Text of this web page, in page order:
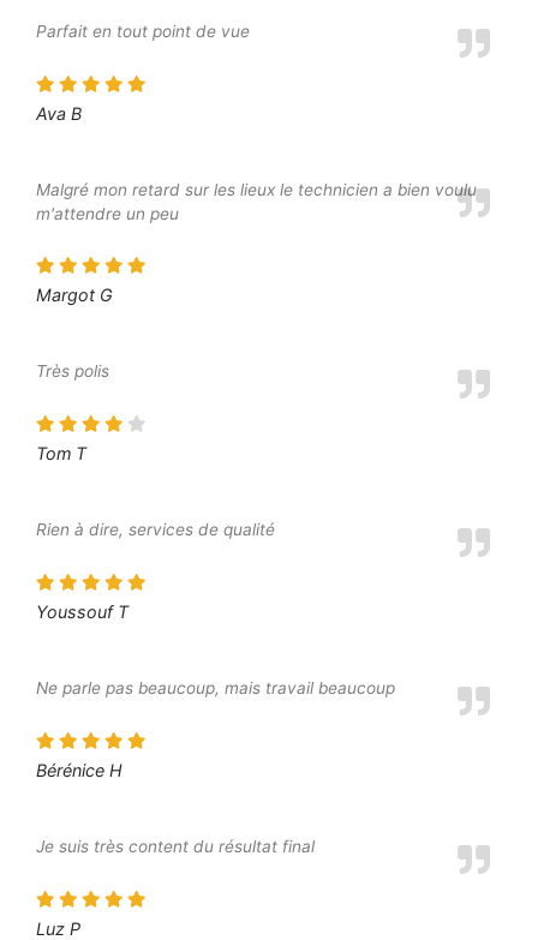
Parfait en tout point de vue
Ava B
Malgré mon retard sur les lieux le technicien a bien voulu
m'attendre un peu
Margot G
Très polis
Tom T
Rien à dire, services de qualité
Youssouf T
Ne parle pas beaucoup, mais travail beaucoup
Bérénice H
Je suis très content du résultat final
Luz P